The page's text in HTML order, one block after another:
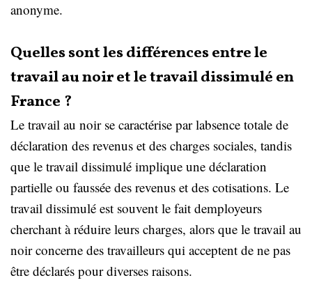
anonyme.
Quelles sont les différences entre le
travail au noir et le travail dissimulé en
France ?
Le travail au noir se caractérise par labsence totale de
déclaration des revenus et des charges sociales, tandis
que le travail dissimulé implique une déclaration
partielle ou faussée des revenus et des cotisations. Le
travail dissimulé est souvent le fait demployeurs
cherchant à réduire leurs charges, alors que le travail au
noir concerne des travailleurs qui acceptent de ne pas
être déclarés pour diverses raisons.